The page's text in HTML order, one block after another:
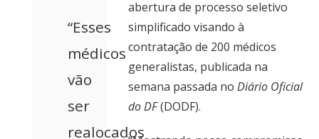
“Esses
médicos
vão
ser
realocados
abertura de processo seletivo
simplificado visando à
contratação de 200 médicos
generalistas, publicada na
semana passada no Diário Oficial
do DF(DODF).